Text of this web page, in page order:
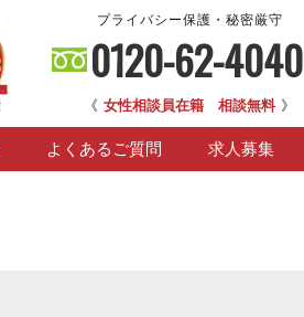
プライバシー保護・秘密厳守
0120-62-4040
《 女性相談員在籍 相談無料 》
よくあるご質問 求人募集